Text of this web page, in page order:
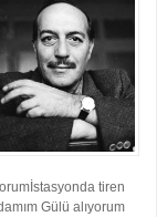
tiren
Gülü alıyorum